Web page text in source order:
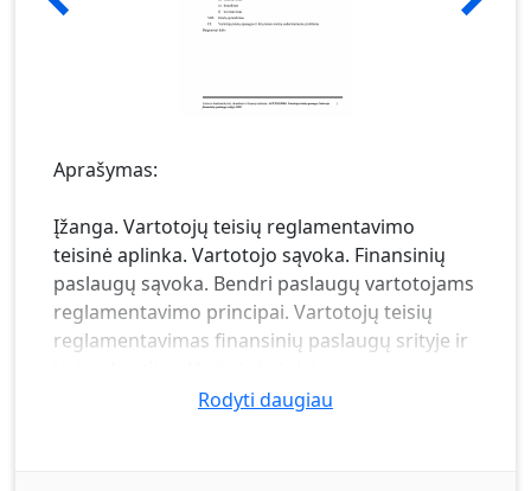
Aprašymas:
Įžanga. Vartotojų teisių reglamentavimo
teisinė aplinka. Vartotojo sąvoka. Finansinių
paslaugų sąvoka. Bendri paslaugų vartotojams
reglamentavimo principai. Vartotojų teisių
reglamentavimas finansinių paslaugų srityje ir
reglamentavimas atskirų finansinių paslaugų
Rodyti daugiau